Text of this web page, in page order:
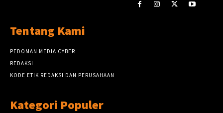
Tentang Kami
PEDOMAN MEDIA CYBER
REDAKSI
KODE ETIK REDAKSI DAN PERUSAHAAN
Kategori Populer